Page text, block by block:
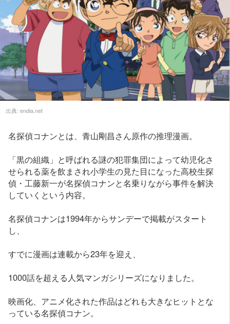
出典: endia.net
名探偵コナンとは、青山剛昌さん原作の推理漫画。
「黒の組織」と呼ばれる謎の犯罪集団によって幼児化さ
せられる薬を飲まされ小学生の見た目になった高校生探
偵・工藤新一が名探偵コナンと名乗りながら事件を解決
していくという内容。
名探偵コナンは1994年からサンデーで掲載がスタート
し、
すでに漫画は連載から23年を迎え、
1000話を超える人気マンガシリーズになりました。
映画化、アニメ化された作品はどれも大きなヒットとな
っている名探偵コナン。